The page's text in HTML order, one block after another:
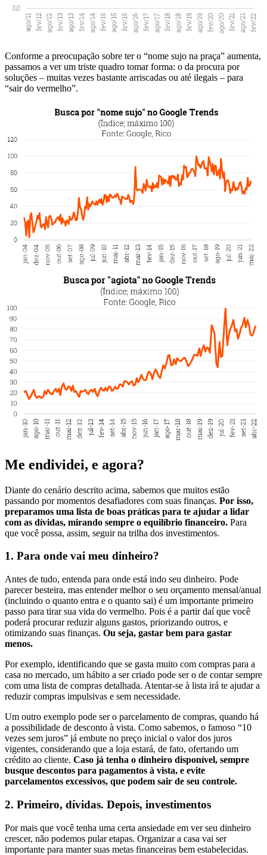
Conforme a preocupação sobre ter o “nome sujo na praça” aumenta,
passamos a ver um triste quadro tomar forma: o da procura por
soluções – muitas vezes bastante arriscadas ou até ilegais – para
“sair do vermelho”.
Me endividei, e agora?
Diante do cenário descrito acima, sabemos que muitos estão
passando por momentos desafiadores com suas finanças. Por isso,
preparamos uma lista de boas práticas para te ajudar a lidar
com as dívidas, mirando sempre o equilíbrio financeiro. Para
que você possa, assim, seguir na trilha dos investimentos.
1. Para onde vai meu dinheiro?
Antes de tudo, entenda para onde está indo seu dinheiro. Pode
parecer besteira, mas entender melhor o seu orçamento mensal/anual
(incluindo o quanto entra e o quanto sai) é um importante primeiro
passo para tirar sua vida do vermelho. Pois é a partir daí que você
poderá procurar reduzir alguns gastos, priorizando outros, e
otimizando suas finanças. Ou seja, gastar bem para gastar
menos.
Por exemplo, identificando que se gasta muito com compras para a
casa no mercado, um hábito a ser criado pode ser o de contar sempre
com uma lista de compras detalhada. Atentar-se à lista irá te ajudar a
reduzir compras impulsivas e sem necessidade.
Um outro exemplo pode ser o parcelamento de compras, quando há
a possibilidade de desconto à vista. Como sabemos, o famoso “10
vezes sem juros” já embute no preço inicial o valor dos juros
vigentes, considerando que a loja estará, de fato, ofertando um
crédito ao cliente. Caso já tenha o dinheiro disponível, sempre
busque descontos para pagamentos à vista, e evite
parcelamentos excessivos, que podem sair de seu controle.
2. Primeiro, dívidas. Depois, investimentos
Por mais que você tenha uma certa ansiedade em ver seu dinheiro
crescer, não podemos pular etapas. Organizar a casa vai ser
importante para manter suas metas financeiras bem estabelecidas.